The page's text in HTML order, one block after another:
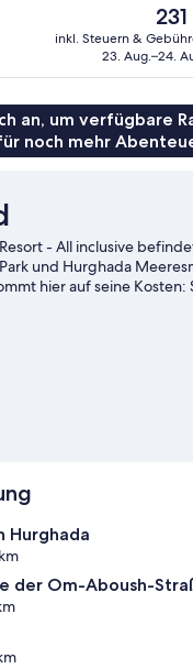
Der
Preis
inkl. Steuern &
23. Aug.–24.
an, um verfügbare
noch mehr
- All inclusive
und Hurghada
hier auf seine Kosten:
Parasailing ganz in
Hurghada
der Om-Aboush-